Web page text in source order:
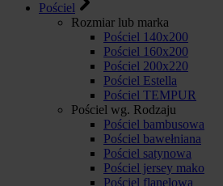
Pościel
Rozmiar lub marka
Pościel 140x200
Pościel 160x200
Pościel 200x220
Pościel Estella
Pościel TEMPUR
Pościel wg. Rodzaju
Pościel bambusowa
Pościel bawełniana
Pościel satynowa
Pościel jersey mako
Pościel flanelowa